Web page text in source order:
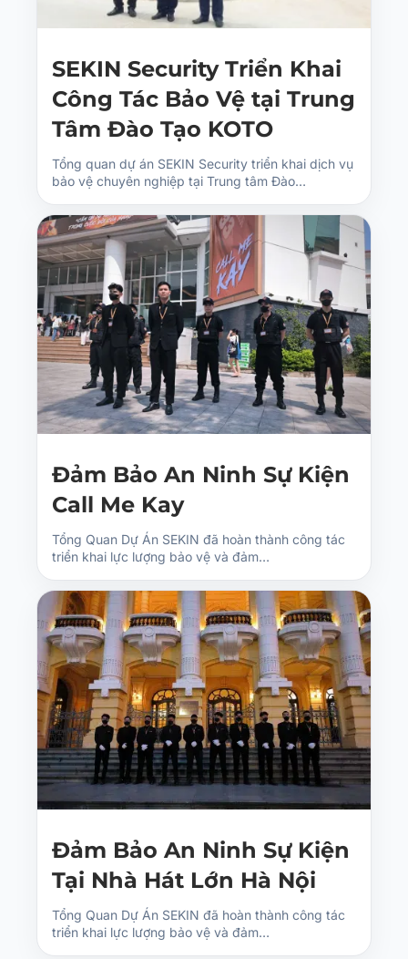
SEKIN Security Triển Khai
Công Tác Bảo Vệ tại Trung
Tâm Đào Tạo KOTO
Tổng quan dự án SEKIN Security triển khai dịch vụ
bảo vệ chuyên nghiệp tại Trung tâm Đào…
Đảm Bảo An Ninh Sự Kiện
Call Me Kay
Tổng Quan Dự Án SEKIN đã hoàn thành công tác
triển khai lực lượng bảo vệ và đảm…
Đảm Bảo An Ninh Sự Kiện
Tại Nhà Hát Lớn Hà Nội
Tổng Quan Dự Án SEKIN đã hoàn thành công tác
triển khai lực lượng bảo vệ và đảm…